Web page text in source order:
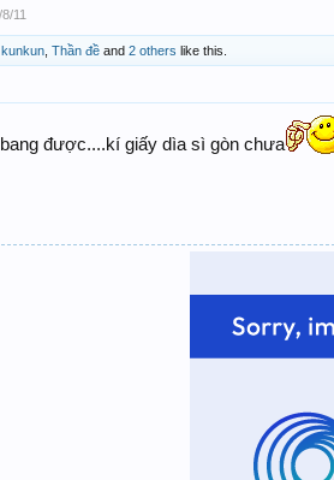
11
kunkun Thần đề and 2 others like this.
được....kí giấy dìa sì gòn chưa